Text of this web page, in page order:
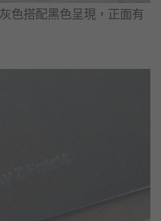
色搭配黑色呈現，正面有